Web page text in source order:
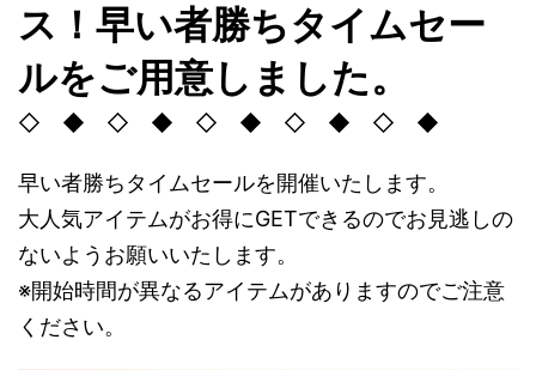
ス！早い者勝ちタイムセー
ルをご用意しました。
◇ ◆ ◇ ◆ ◇ ◆ ◇ ◆ ◇ ◆
早い者勝ちタイムセールを開催いたします。
大人気アイテムがお得にGETできるのでお見逃しの
ないようお願いいたします。
※開始時間が異なるアイテムがありますのでご注意
ください。